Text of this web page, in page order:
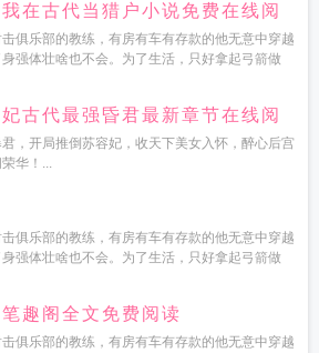
在古代当猎户小说免费在线阅
俱乐部的教练，有房有车有存款的他无意中穿越
强体壮啥也不会。为了生活，只好拿起弓箭做
古代最强昏君最新章节在线阅
，开局推倒苏容妃，收天下美女入怀，醉心后宫
华！...
俱乐部的教练，有房有车有存款的他无意中穿越
强体壮啥也不会。为了生活，只好拿起弓箭做
趣阁全文免费阅读
俱乐部的教练，有房有车有存款的他无意中穿越